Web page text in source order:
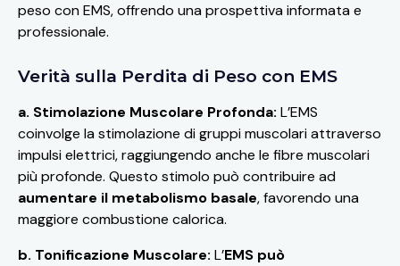
peso con EMS, offrendo una prospettiva informata e
professionale.
Verità sulla Perdita di Peso con EMS
a. Stimolazione Muscolare Profonda: L’EMS
coinvolge la stimolazione di gruppi muscolari attraverso
impulsi elettrici, raggiungendo anche le fibre muscolari
più profonde. Questo stimolo può contribuire ad
aumentare il metabolismo basale, favorendo una
maggiore combustione calorica.
b. Tonificazione Muscolare: L’EMS può